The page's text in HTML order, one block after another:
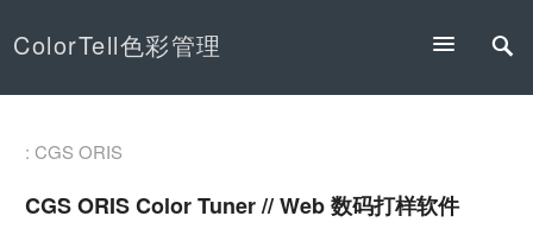
ColorTell色彩管理
: CGS ORIS
CGS ORIS Color Tuner // Web 数码打样软件